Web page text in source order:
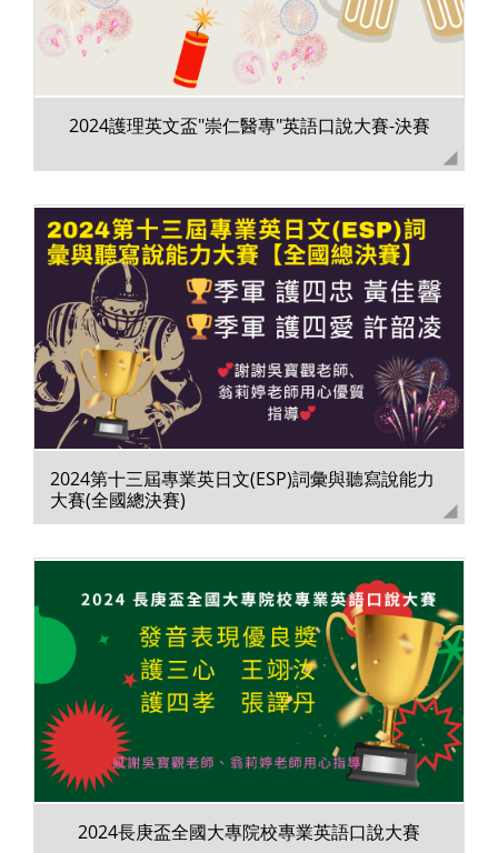
2024護理英文盃"崇仁醫專"英語口說大賽-決賽
2024第十三屆專業英日文(ESP)詞彙與聽寫說能力
大賽(全國總決賽)
2024長庚盃全國大專院校專業英語口說大賽